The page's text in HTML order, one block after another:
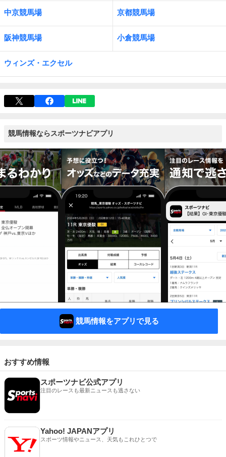
中京競馬場 京都競馬場
阪神競馬場 小倉競馬場
ウィンズ・エクセル
競馬情報ならスポーツナビアプリ
競馬情報をアプリで見る
おすすめ情報
スポーツナビ公式アプリ
注目のレースも最新ニュースも逃さない
Yahoo! JAPANアプリ
スポーツ情報やニュース、天気もこれひとつで